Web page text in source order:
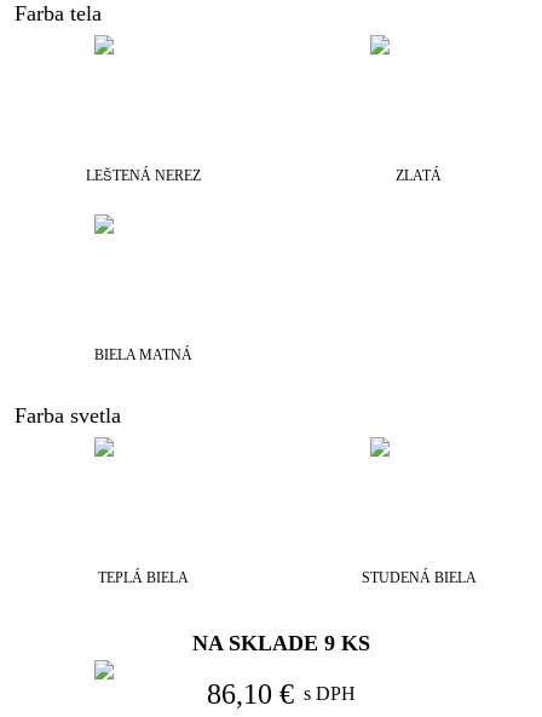
Farba tela
LEŠTENÁ NEREZ ZLATÁ
BIELA MATNÁ
Farba svetla
TEPLÁ BIELA STUDENÁ BIELA
NA SKLADE 9 KS
86,10 € s DPH